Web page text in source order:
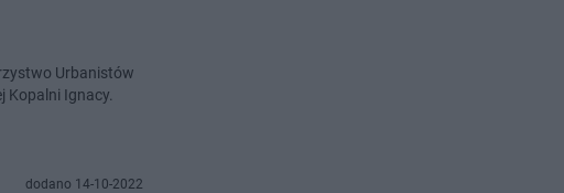
Urbanistów
Kopalni Ignacy.
dodano 14-10-2022